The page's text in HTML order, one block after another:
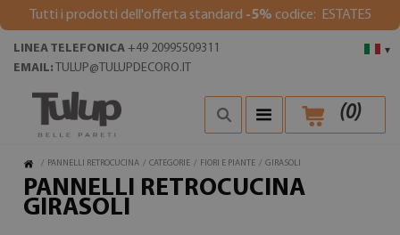
Tutti i prodotti dell'offerta standard -5% codice: ESTATE5
▾
LINEA TELEFONICA +49 20995509311
EMAIL: TULUP@TULUPDECORO.IT
(0)
/ PANNELLI RETROCUCINA / CATEGORIE / FIORI E PIANTE / GIRASOLI
PANNELLI RETROCUCINA
GIRASOLI